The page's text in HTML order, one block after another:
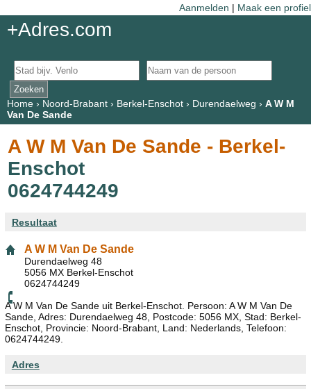
Aanmelden | Maak een profiel
+Adres.com
Home› Noord-Brabant› Berkel-Enschot› Durendaelweg › A W M
Van De Sande
A W M Van De Sande - Berkel-
Enschot
0624744249
Resultaat
A W M Van De Sande
Durendaelweg 48
5056 MX Berkel-Enschot
0624744249
A W M Van De Sande uit Berkel-Enschot. Persoon: A W M Van De
Sande, Adres: Durendaelweg 48, Postcode: 5056 MX, Stad: Berkel-
Enschot, Provincie: Noord-Brabant, Land: Nederlands, Telefoon:
0624744249.
Adres